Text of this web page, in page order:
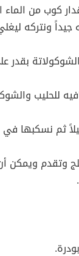
كوب من
جيداً ونتركه
بقدر
للحليب
ثم نسكبها في
وتقدم ويمكن